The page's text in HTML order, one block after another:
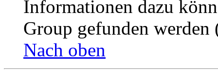
Informationen dazu
Group gefunden
Nach oben